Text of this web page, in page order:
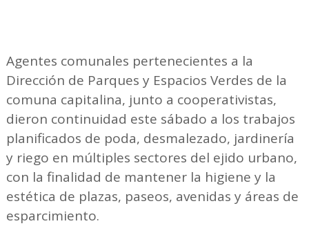
Agentes comunales pertenecientes a la
Dirección de Parques y Espacios Verdes de la
comuna capitalina, junto a cooperativistas,
dieron continuidad este sábado a los trabajos
planificados de poda, desmalezado, jardinería
y riego en múltiples sectores del ejido urbano,
con la finalidad de mantener la higiene y la
estética de plazas, paseos, avenidas y áreas de
esparcimiento.